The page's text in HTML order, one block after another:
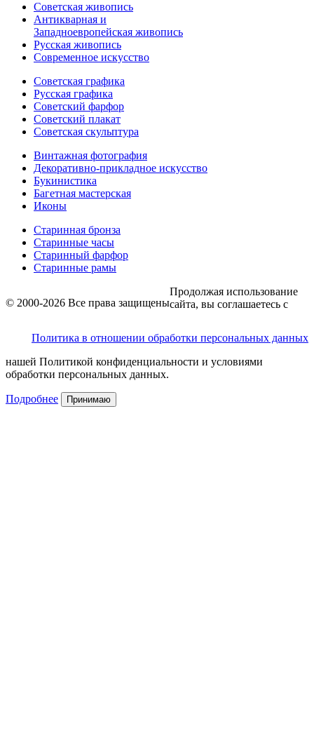
Советская живопись
Антикварная и
Западноевропейская живопись
Русская живопись
Современное искусство
Советская графика
Русская графика
Советский фарфор
Советский плакат
Советская скульптура
Винтажная фотография
Декоративно-прикладное искусство
Букинистика
Багетная мастерская
Иконы
Старинная бронза
Старинные часы
Старинный фарфор
Старинные рамы
© 2000-2026 Все права защищены
Политика в отношении обработки персональных данных
Продолжая использование
сайта, вы соглашаетесь с
нашей Политикой конфиденциальности и условиями
обработки персональных данных.
Подробнее Принимаю